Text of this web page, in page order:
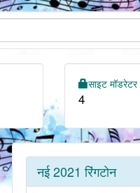
साइट मॉडरेटर
4
नई 2021 रिंगटोन